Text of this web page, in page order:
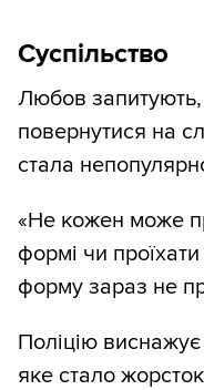
Суспільство
Любов
повернутися на
стала
«Не кожен може
формі чи
форму зараз не
Поліцію виснажує
яке стало